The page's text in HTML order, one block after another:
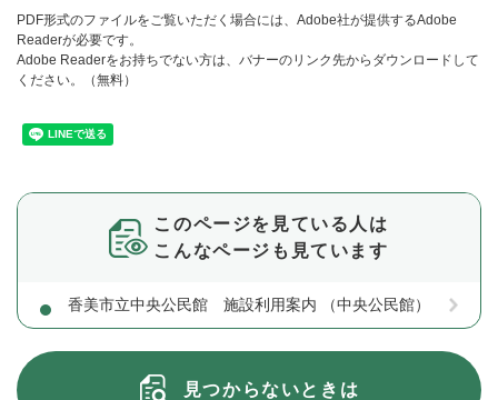
PDF形式のファイルをご覧いただく場合には、Adobe社が提供するAdobe
Readerが必要です。
Adobe Readerをお持ちでない方は、バナーのリンク先からダウンロードして
ください。（無料）
このページを見ている人は
こんなページも見ています
香美市立中央公民館 施設利用案内 （中央公民館）
見つからないときは